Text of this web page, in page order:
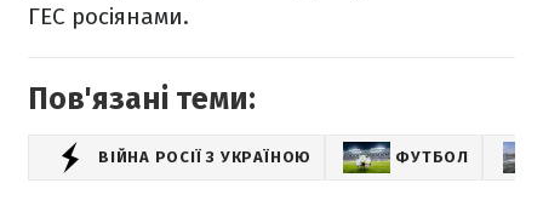
ГЕС росіянами.
Пов'язані теми:
ВІЙНА РОСІЇ З УКРАЇНОЮ ФУТБОЛ